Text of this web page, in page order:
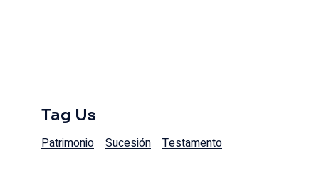
Tag Us
Patrimonio Sucesión Testamento